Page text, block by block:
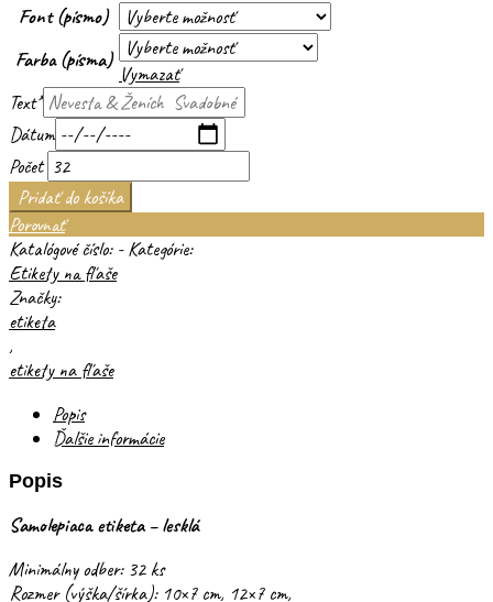
Font (písmo)
Farba (písma)
Vymazať
Text*
Dátum
Počet
Pridať do košíka
Porovnať
Katalógové číslo: - Kategórie:
Etikety na fľaše
Značky:
etiketa
,
etikety na fľaše
Popis
Ďalšie informácie
Popis
Samolepiaca etiketa – lesklá
Minimálny odber: 32 ks
Rozmer (výška/šírka): 10×7 cm, 12×7 cm,